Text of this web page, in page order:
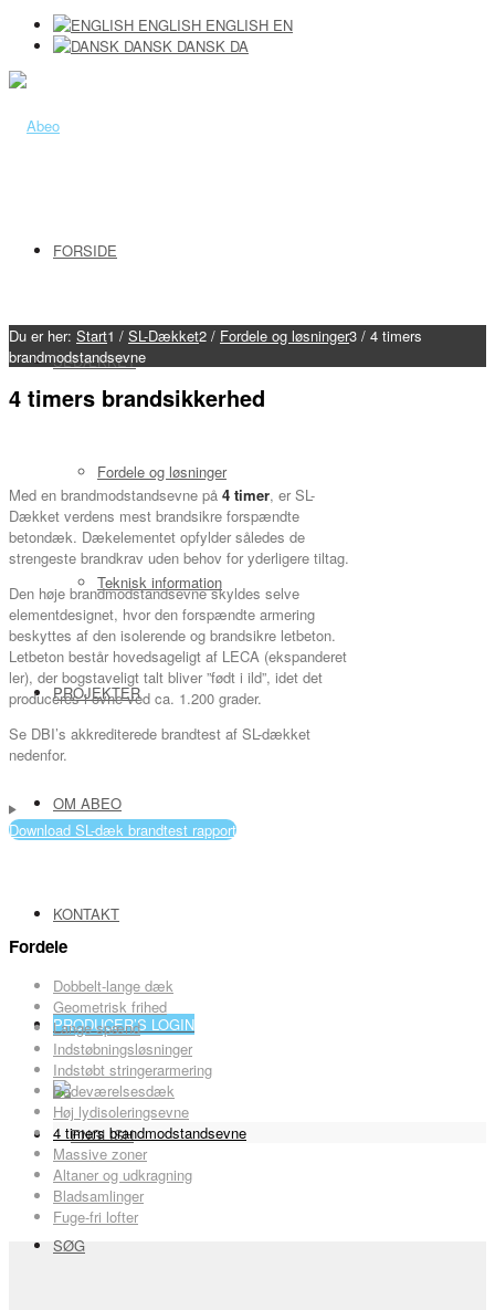
ENGLISH ENGLISH EN
DANSK DANSK DA
FORSIDE
SL-DÆKKET
Fordele og løsninger
Teknisk information
PROJEKTER
OM ABEO
KONTAKT
PRODUCER’S LOGIN
SØG
Du er her: Start1 / SL-Dækket2 / Fordele og løsninger3 / 4 timers
brandmodstandsevne
4 timers brandsikkerhed
Med en brandmodstandsevne på 4 timer, er SL-
Dækket verdens mest brandsikre forspændte
betondæk. Dækelementet opfylder således de
strengeste brandkrav uden behov for yderligere tiltag.
Den høje brandmodstandsevne skyldes selve
elementdesignet, hvor den forspændte armering
beskyttes af den isolerende og brandsikre letbeton.
Letbeton består hovedsageligt af LECA (ekspanderet
ler), der bogstaveligt talt bliver ”født i ild”, idet det
produceres i ovne ved ca. 1.200 grader.
Se DBI’s akkrediterede brandtest af SL-dækket
nedenfor.
Download SL-dæk brandtest rapport
Fordele
Dobbelt-lange dæk
Geometrisk frihed
Lange spænd
Indstøbningsløsninger
Indstøbt stringerarmering
Badeværelsesdæk
Høj lydisoleringsevne
4 timers brandmodstandsevne
Massive zoner
Altaner og udkragning
Bladsamlinger
Fuge-fri lofter